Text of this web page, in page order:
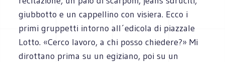
giubbotto e un cappellino con visiera. Ecco i
primi gruppetti intorno all´edicola di piazzale
Lotto. «Cerco lavoro, a chi posso chiedere?» Mi
dirottano prima su un egiziano, poi su un